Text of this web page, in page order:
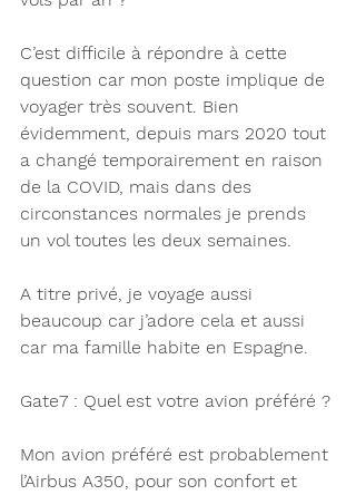
C’est difficile à répondre à cette
question car mon poste implique de
voyager très souvent. Bien
évidemment, depuis mars 2020 tout
a changé temporairement en raison
de la COVID, mais dans des
circonstances normales je prends
un vol toutes les deux semaines.
A titre privé, je voyage aussi
beaucoup car j’adore cela et aussi
car ma famille habite en Espagne.
Gate7 : Quel est votre avion préféré ?
Mon avion préféré est probablement
l’Airbus A350, pour son confort et